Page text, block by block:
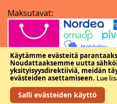
Käytämme evästeitä
Noudattaaksemme uutta
yksityisyysdirektiiviä, meidän
evästeiden asettamiseen. Lue
Salli evästeiden käyttö
Maksutavat:
Copyright ©